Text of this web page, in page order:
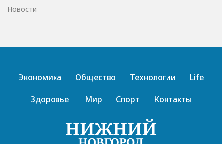
Новости
Экономика Общество Технологии
Life
Здоровье
Мир Спорт Контакты